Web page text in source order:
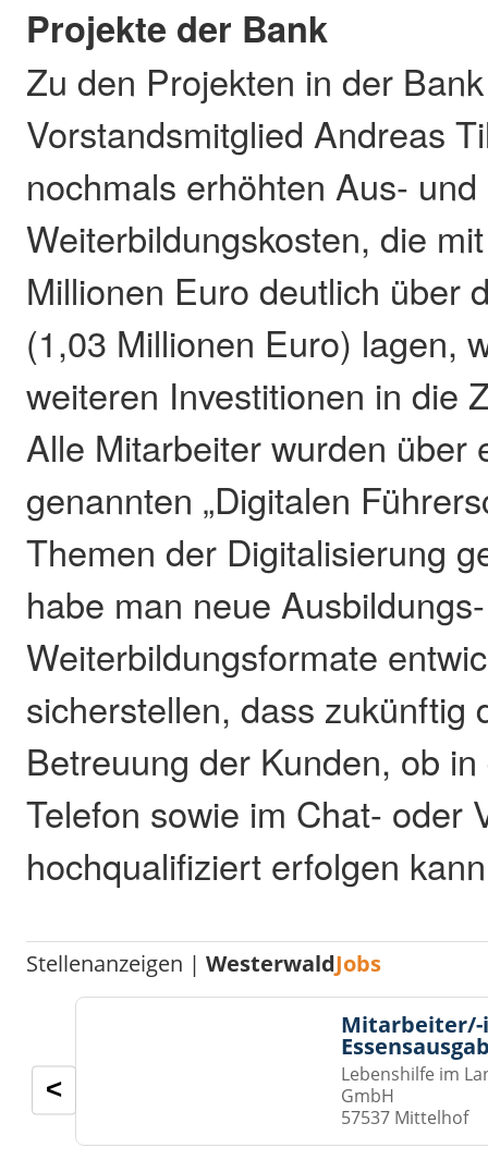
Projekte der Bank
Zu den Projekten in der
Vorstandsmitglied Andreas
nochmals erhöhten Aus- und
Weiterbildungskosten, die
Millionen Euro deutlich über
(1,03 Millionen Euro) lagen,
weiteren Investitionen in die
Alle Mitarbeiter wurden über
genannten „Digitalen
Themen der Digitalisierung
habe man neue
Weiterbildungsformate
sicherstellen, dass zukünftig
Betreuung der Kunden, ob
Telefon sowie im Chat- oder
hochqualifiziert erfolgen
Stellenanzeigen |WesterwaldJobs
Lebenshilfe im
GmbH
57537 Mittelhof
<